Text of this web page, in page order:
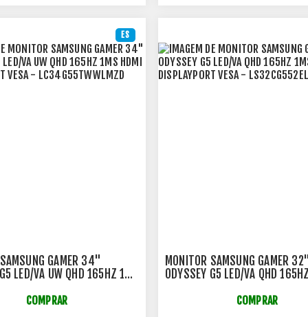
ES
GAMER 34"
LED/VA UW QHD 165HZ 1MS
COMPRAR
MONITOR SAMSUNG GAMER
ODYSSEY G5 LED/VA QHD
LS32CG552ELMZDCOMPRAR